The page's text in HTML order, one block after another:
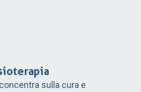
sulla cura e